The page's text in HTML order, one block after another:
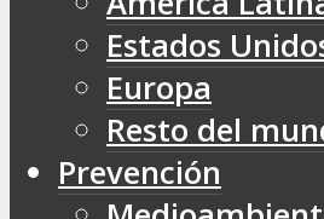
Estados
Europa
Resto del
Prevención